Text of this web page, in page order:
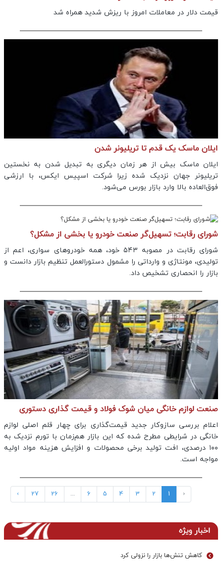
قیمت دلار در معاملات امروز با ریزش شدید همراه شد
ایلان ماسک یک قدم تا تریلیونر شدن
ایلان ماسک بیش از هر زمان دیگری به تبدیل شدن به نخستین
تریلیونر جهان نزدیک شده زیرا شرکت اسپیس ایکس، با ارزشی
فوق‌العاده بالا وارد بازار بورس می‌شود.
شورای رقابت؛ تسهیل‌گر صنعت خودرو یا بخشی از مشکل؟
شورای رقابت در مصوبه ۵۴۳ خود، همه خودروهای سواری، اعم از
تولیدی، مونتاژی و وارداتی را مشمول دستورالعمل تنظیم بازار دانست و
بازار را انحصاری تشخیص داد.
صنعت لوازم خانگی میان شوک فولاد و قیمت گذاری دستوری
اعلام بررسی سازوکار جدید قیمت‌گذاری برای چهار قلم اصلی لوازم
خانگی در شرایطی مطرح شده که این بازار هم‌زمان با تورم نزدیک به
۱۰۰ درصدی، افت تولید برخی محصولات و افزایش هزینه مواد اولیه
مواجه است.
‹
1
2
3
4
5
6
...
26
27
›
اخبار ویژه
کاهش تنش‌ها بازار را نزولی کرد